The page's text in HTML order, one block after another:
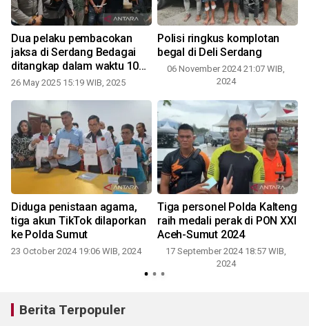
Dua pelaku pembacokan
jaksa di Serdang Bedagai
ditangkap dalam waktu 10
jam
26 May 2025 15:19 WIB, 2025
Polisi ringkus komplotan
begal di Deli Serdang
06 November 2024 21:07 WIB,
2024
Diduga penistaan agama,
tiga akun TikTok dilaporkan
ke Polda Sumut
23 October 2024 19:06 WIB, 2024
Tiga personel Polda Kalteng
raih medali perak di PON XXI
Aceh-Sumut 2024
17 September 2024 18:57 WIB,
2024
Berita Terpopuler